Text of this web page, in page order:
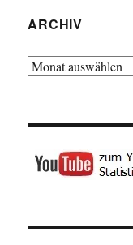
ARCHIV
Archiv